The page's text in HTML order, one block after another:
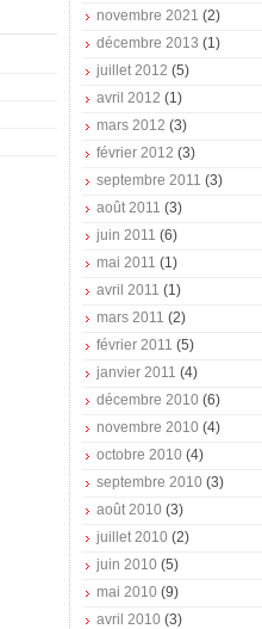
novembre 2021 (2)
décembre 2013 (1)
juillet 2012 (5)
avril 2012 (1)
mars 2012 (3)
février 2012 (3)
septembre 2011 (3)
août 2011 (3)
juin 2011 (6)
mai 2011 (1)
avril 2011 (1)
mars 2011 (2)
février 2011 (5)
janvier 2011 (4)
décembre 2010 (6)
novembre 2010 (4)
octobre 2010 (4)
septembre 2010 (3)
août 2010 (3)
juillet 2010 (2)
juin 2010 (5)
mai 2010 (9)
avril 2010 (3)